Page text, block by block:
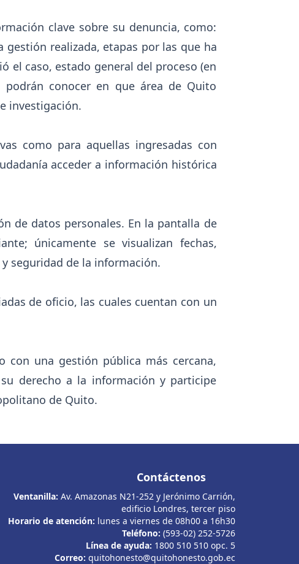
clave sobre su denuncia, como:
realizada, etapas por las que ha
el caso, estado general del proceso (en
conocer en que área de Quito
investigación.
como para aquellas ingresadas con
acceder a información histórica
de datos personales. En la pantalla de
únicamente se visualizan fechas,
seguridad de la información.
de oficio, las cuales cuentan con un
con una gestión pública más cercana,
derecho a la información y participe
de Quito.
Contáctenos
Ventanilla: Av. Amazonas N21-252 y Jerónimo Carrión,
edificio Londres, tercer piso
Horario de atención: lunes a viernes de 08h00 a 16h30
Teléfono: (593-02) 252-5726
Línea de ayuda: 1800 510 510 opc. 5
Correo: quitohonesto@quitohonesto.gob.ec